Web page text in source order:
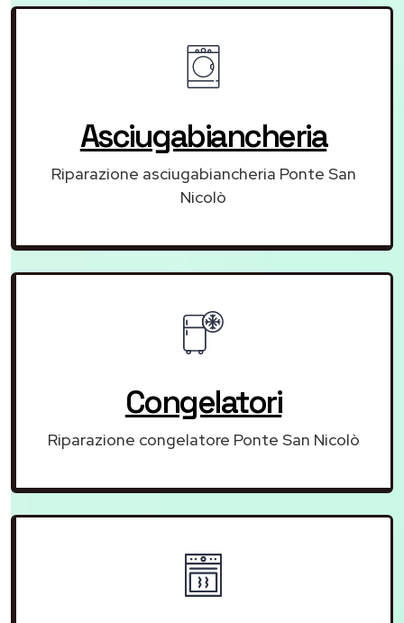
Asciugabiancheria
Riparazione asciugabiancheria Ponte San
Nicolò
Congelatori
Riparazione congelatore Ponte San Nicolò